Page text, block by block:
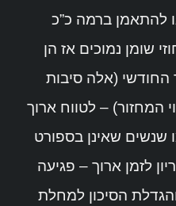
להתאמן ברמה כ”כ
שומן נמוכים אז הן
(אלה סיבות
המחזור) – לטווח ארוך
שנשים שאינן בספורט
לזמן ארוך – פגיעה
הסיכון למחלת